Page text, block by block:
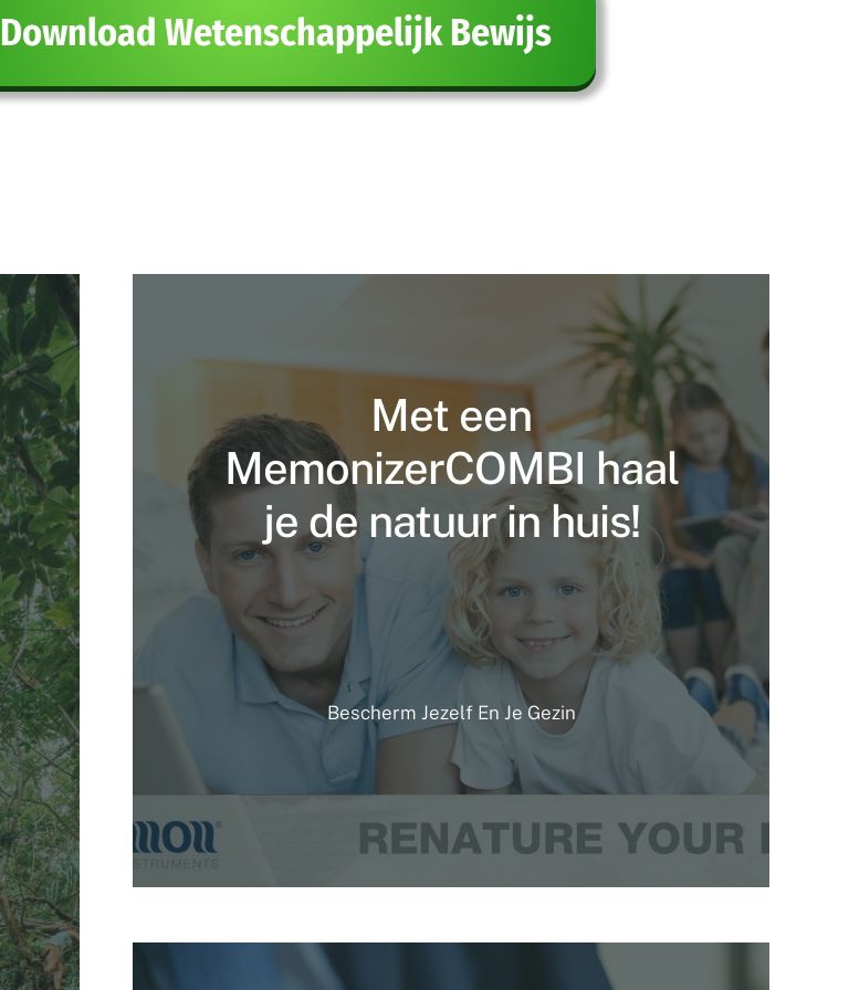
Download Wetenschappelijk Bewijs
Met een
MemonizerCOMBI haal
je de natuur in huis!
Bescherm Jezelf En Je Gezin